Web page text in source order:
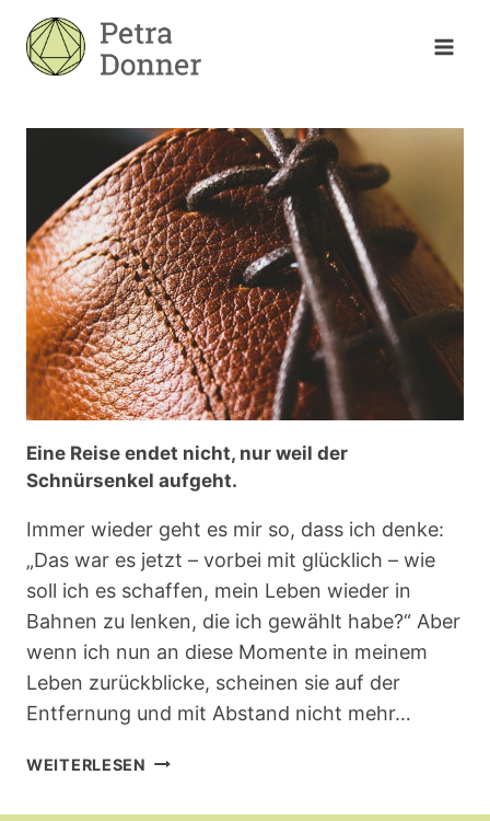
Inhalt
springen
Eine Reise endet nicht, nur weil der
Schnürsenkel aufgeht.
Immer wieder geht es mir so, dass ich denke:
„Das war es jetzt – vorbei mit glücklich – wie
soll ich es schaffen, mein Leben wieder in
Bahnen zu lenken, die ich gewählt habe?“ Aber
wenn ich nun an diese Momente in meinem
Leben zurückblicke, scheinen sie auf der
Entfernung und mit Abstand nicht mehr…
WEITERLESEN EINE
ENDET